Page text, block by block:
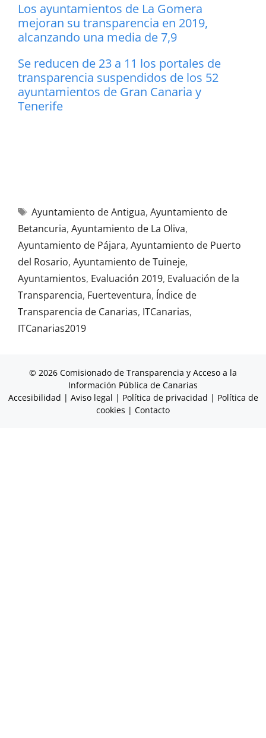
Los ayuntamientos de La Gomera
mejoran su transparencia en 2019,
alcanzando una media de 7,9
Se reducen de 23 a 11 los portales de
transparencia suspendidos de los 52
ayuntamientos de Gran Canaria y
Tenerife
Ayuntamiento de Antigua, Ayuntamiento de
Betancuria, Ayuntamiento de La Oliva,
Ayuntamiento de Pájara, Ayuntamiento de Puerto
del Rosario, Ayuntamiento de Tuineje,
Ayuntamientos, Evaluación 2019, Evaluación de la
Transparencia, Fuerteventura, Índice de
Transparencia de Canarias, ITCanarias,
ITCanarias2019
© 2026 Comisionado de Transparencia y Acceso a la
Información Pública de Canarias
Accesibilidad | Aviso legal | Política de privacidad | Política de
cookies | Contacto